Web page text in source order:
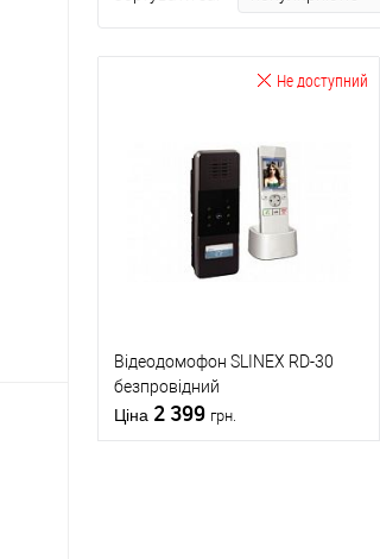
Не доступний
Відеодомофон SLINEX RD-30
безпровідний
Ціна 2 399 грн.